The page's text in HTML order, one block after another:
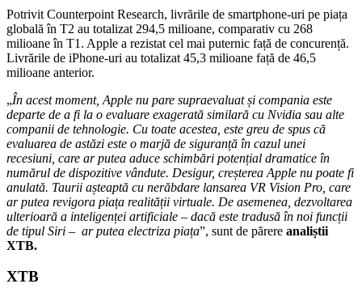
Potrivit Counterpoint Research, livrările de smartphone-uri pe piața
globală în T2 au totalizat 294,5 milioane, comparativ cu 268
milioane în T1. Apple a rezistat cel mai puternic față de concurență.
Livrările de iPhone-uri au totalizat 45,3 milioane față de 46,5
milioane anterior.
„În acest moment, Apple nu pare supraevaluat și compania este
departe de a fi la o evaluare exagerată similară cu Nvidia sau alte
companii de tehnologie. Cu toate acestea, este greu de spus că
evaluarea de astăzi este o marjă de siguranță în cazul unei
recesiuni, care ar putea aduce schimbări potențial dramatice în
numărul de dispozitive vândute. Desigur, creșterea Apple nu poate fi
anulată. Taurii așteaptă cu nerăbdare lansarea VR Vision Pro, care
ar putea revigora piața realității virtuale. De asemenea, dezvoltarea
ulterioară a inteligenței artificiale – dacă este tradusă în noi funcții
de tipul Siri – ar putea electriza piața”, sunt de părere analiștii
XTB.
XTB